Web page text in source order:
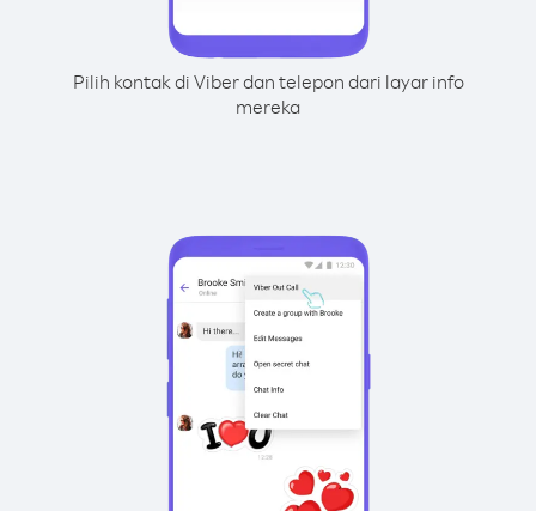
Pilih kontak di Viber dan telepon dari layar info
mereka